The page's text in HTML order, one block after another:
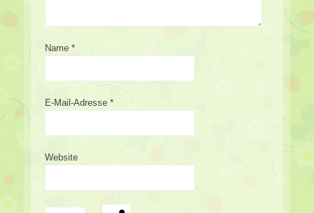
Name *
E-Mail-Adresse *
Website